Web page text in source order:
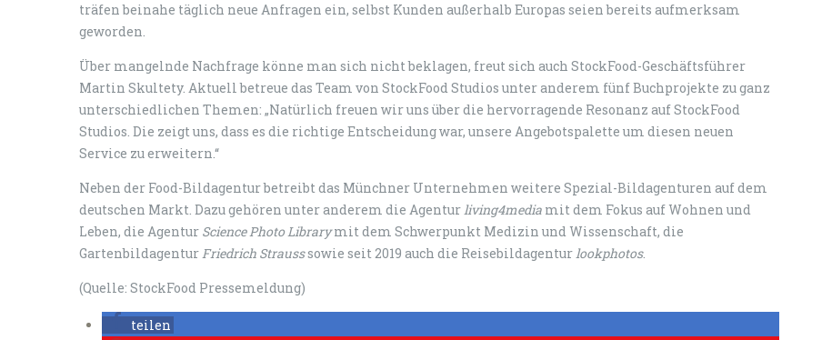
träfen beinahe täglich neue Anfragen ein, selbst Kunden außerhalb Europas seien bereits aufmerksam
geworden.
Über mangelnde Nachfrage könne man sich nicht beklagen, freut sich auch StockFood-Geschäftsführer
Martin Skultety. Aktuell betreue das Team von StockFood Studios unter anderem fünf Buchprojekte zu ganz
unterschiedlichen Themen: „Natürlich freuen wir uns über die hervorragende Resonanz auf StockFood
Studios. Die zeigt uns, dass es die richtige Entscheidung war, unsere Angebotspalette um diesen neuen
Service zu erweitern.“
Neben der Food-Bildagentur betreibt das Münchner Unternehmen weitere Spezial-Bildagenturen auf dem
deutschen Markt. Dazu gehören unter anderem die Agenturliving4media mit dem Fokus auf Wohnen und
Leben, die Agentur Science Photo Librarymit dem Schwerpunkt Medizin und Wissenschaft, die
GartenbildagenturFriedrich Strausssowie seit 2019 auch die Reisebildagenturlookphotos.
(Quelle: StockFood Pressemeldung)
teilen